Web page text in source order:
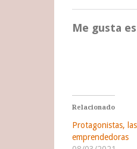
Me gusta
Relacionado
Protagonistas,
emprendedoras